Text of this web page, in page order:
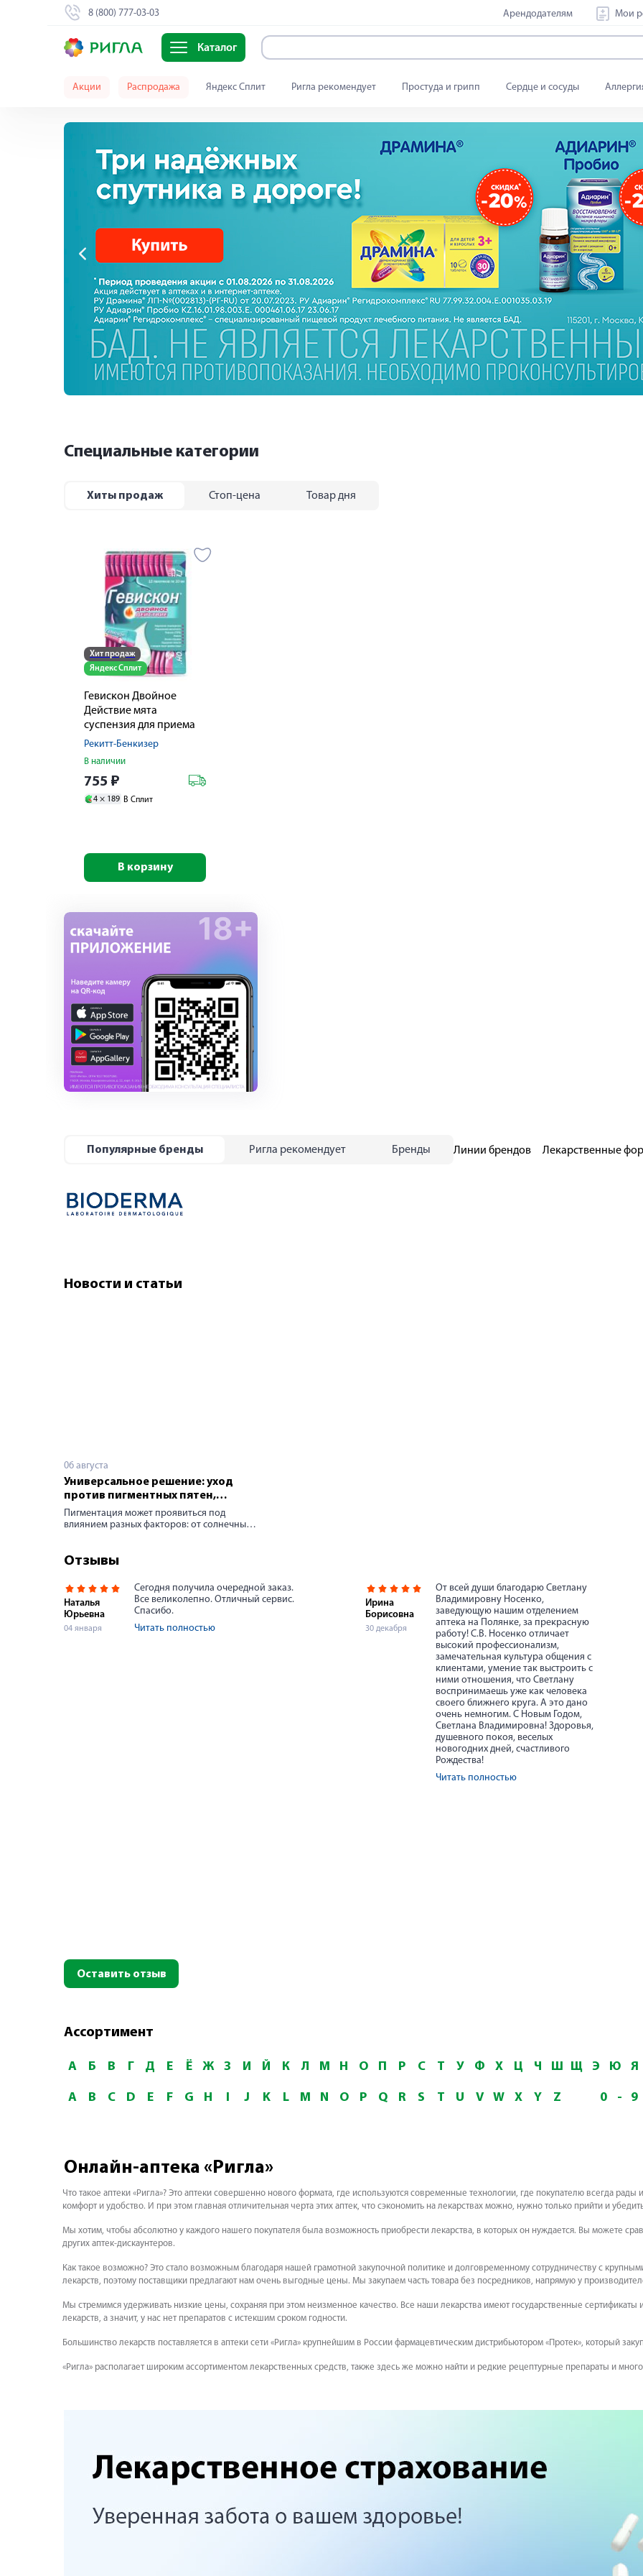
8 (800) 777-03-03 Арендодателям Мои
Каталог
Акции Распродажа Яндекс Сплит Ригла рекомендует Простуда и грипп Сердце и сосуды
Специальные категории
Хиты продаж Стоп-цена Товар дня
Хит продаж
Яндекс Сплит
Гевискон Двойное
Действие мята
суспензия для приема
внутрь 10мл №12
Рекитт-Бенкизер
В наличии
755 ₽
4 × 189 В Сплит
В корзину
Популярные бренды Ригла рекомендует Бренды Линии брендов Лекарственные
Новости и статьи
06 августа
Универсальное решение: уход
против пигментных пятен,
постакне и возрастных
изменений
Пигментация может проявиться под
влиянием разных факторов: от солнечных
кожных воспалений или травм.
выработки пигмента меланина. Как
вернуть коже ровный тон и избавиться от
пигментации? Строим стратегию красоты
шаг за шагом.
Отзывы
Наталья
Юрьевна
04 января
Сегодня получила очередной заказ.
Все великолепно. Отличный сервис.
Спасибо.
Читать полностью
Ирина
Борисовна
30 декабря
От всей души благодарю Светлану
Владимировну Носенко,
заведующую нашим отделением
аптека на Полянке, за прекрасную
работу! С.В. Носенко отличает
высокий профессионализм,
замечательная культура общения с
клиентами, умение так выстроить с
ними отношения, что Светлану
воспринимаешь уже как человека
своего ближнего круга. А это дано
очень немногим. С Новым Годом,
Светлана Владимировна! Здоровья,
душевного покоя, веселых
новогодних дней, счастливого
Рождества!
Читать полностью
Оставить отзыв
Ассортимент
А Б В Г Д Е Ё Ж З И Й К Л М Н О П Р С Т У Ф Х Ц Ч Ш Щ Э Ю Я
A B C D E F G H I J K L M N O P Q R S T U V W X Y Z 0 - 9
Онлайн-аптека «Ригла»
Что такое аптеки «Ригла»? Это аптеки совершенно нового формата, где используются современные технологии, где покупателю всегда
комфорт и удобство. И при этом главная отличительная черта этих аптек, что сэкономить на лекарствах можно, нужно только прийти и
Мы хотим, чтобы абсолютно у каждого нашего покупателя была возможность приобрести лекарства, в которых он нуждается. Вы можете
других аптек-дискаунтеров.
Как такое возможно? Это стало возможным благодаря нашей грамотной закупочной политике и долговременному сотрудничеству с
лекарств, поэтому поставщики предлагают нам очень выгодные цены. Мы закупаем часть товара без посредников, напрямую у
Мы стремимся удерживать низкие цены, сохраняя при этом неизменное качество. Все наши лекарства имеют государственные
лекарств, а значит, у нас нет препаратов с истекшим сроком годности.
Большинство лекарств поставляется в аптеки сети «Ригла» крупнейшим в России фармацевтическим дистрибьютором «Протек», который
«Ригла» располагает широким ассортиментом лекарственных средств, также здесь же можно найти и редкие рецептурные препараты и